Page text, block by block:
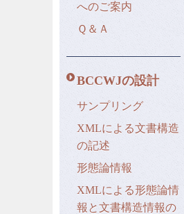
へのご案内
Ｑ＆Ａ
BCCWJの設計
サンプリング
XMLによる文書構造
の記述
形態論情報
XMLによる形態論情
報と文書構造情報の